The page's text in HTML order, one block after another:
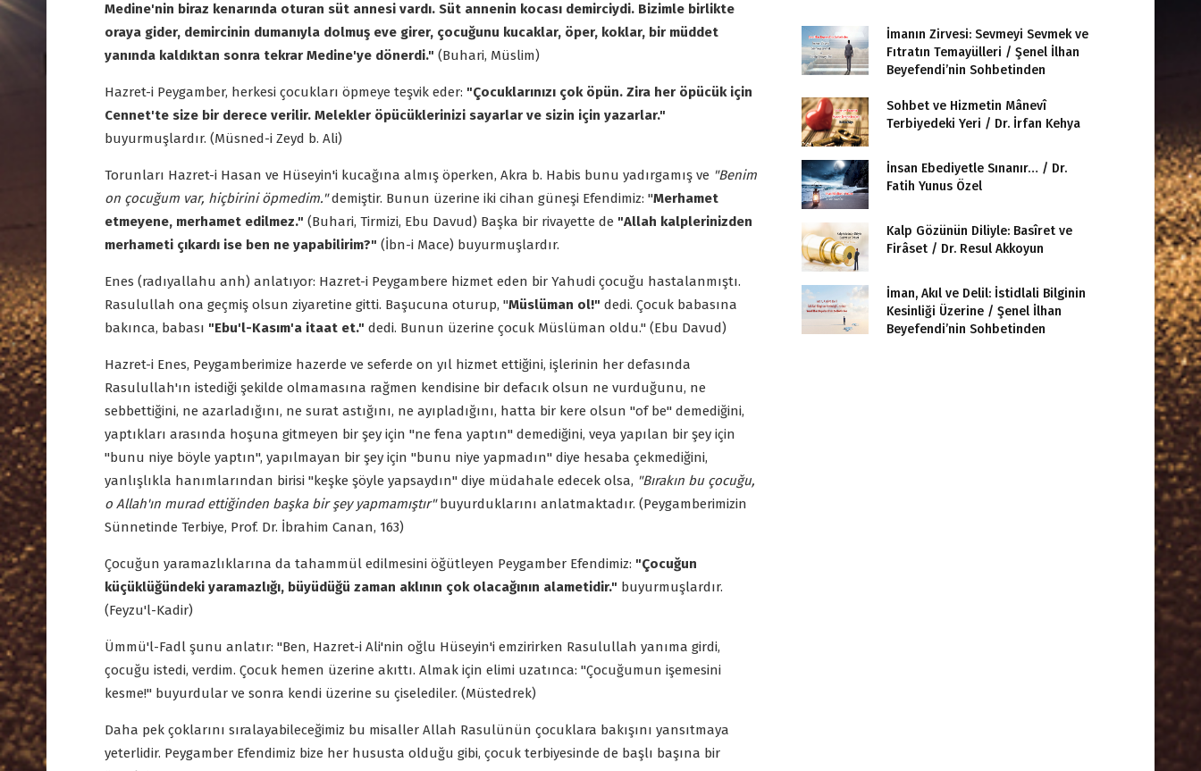
Medine'nin biraz kenarında oturan süt annesi vardı. Süt annenin kocası demirciydi. Bizimle birlikte
oraya gider, demircinin dumanıyla dolmuş eve girer, çocuğunu kucaklar, öper, koklar, bir müddet
yanında kaldıktan sonra tekrar Medine'ye dönerdi." (Buhari, Müslim)
Hazret-i Peygamber, herkesi çocukları öpmeye teşvik eder: "Çocuklarınızı çok öpün. Zira her öpücük için
Cennet'te size bir derece verilir. Melekler öpücüklerinizi sayarlar ve sizin için yazarlar."
buyurmuşlardır. (Müsned-i Zeyd b. Ali)
Torunları Hazret-i Hasan ve Hüseyin'i kucağına almış öperken, Akra b. Habis bunu yadırgamış ve "Benim
on çocuğum var, hiçbirini öpmedim."demiştir. Bunun üzerine iki cihan güneşi Efendimiz: "Merhamet
etmeyene, merhamet edilmez." (Buhari, Tirmizi, Ebu Davud) Başka bir rivayette de "Allah kalplerinizden
merhameti çıkardı ise ben ne yapabilirim?" (İbn-i Mace) buyurmuşlardır.
Enes (radıyallahu anh) anlatıyor: Hazret-i Peygambere hizmet eden bir Yahudi çocuğu hastalanmıştı.
Rasulullah ona geçmiş olsun ziyaretine gitti. Başucuna oturup, "Müslüman ol!" dedi. Çocuk babasına
bakınca, babası "Ebu'l-Kasım'a itaat et." dedi. Bunun üzerine çocuk Müslüman oldu." (Ebu Davud)
Hazret-i Enes, Peygamberimize hazerde ve seferde on yıl hizmet ettiğini, işlerinin her defasında
Rasulullah'ın istediği şekilde olmamasına rağmen kendisine bir defacık olsun ne vurduğunu, ne
sebbettiğini, ne azarladığını, ne surat astığını, ne ayıpladığını, hatta bir kere olsun "of be" demediğini,
yaptıkları arasında hoşuna gitmeyen bir şey için "ne fena yaptın" demediğini, veya yapılan bir şey için
"bunu niye böyle yaptın", yapılmayan bir şey için "bunu niye yapmadın" diye hesaba çekmediğini,
yanlışlıkla hanımlarından birisi "keşke şöyle yapsaydın" diye müdahale edecek olsa, "Bırakın bu çocuğu,
o Allah'ın murad ettiğinden başka bir şey yapmamıştır"buyurduklarını anlatmaktadır. (Peygamberimizin
Sünnetinde Terbiye, Prof. Dr. İbrahim Canan, 163)
Çocuğun yaramazlıklarına da tahammül edilmesini öğütleyen Peygamber Efendimiz: "Çocuğun
küçüklüğündeki yaramazlığı, büyüdüğü zaman aklının çok olacağının alametidir." buyurmuşlardır.
(Feyzu'l-Kadir)
Ümmü'l-Fadl şunu anlatır: "Ben, Hazret-i Ali'nin oğlu Hüseyin'i emzirirken Rasulullah yanıma girdi,
çocuğu istedi, verdim. Çocuk hemen üzerine akıttı. Almak için elimi uzatınca: "Çocuğumun işemesini
kesme!" buyurdular ve sonra kendi üzerine su çiselediler. (Müstedrek)
Daha pek çoklarını sıralayabileceğimiz bu misaller Allah Rasulünün çocuklara bakışını yansıtmaya
yeterlidir. Peygamber Efendimiz bize her hususta olduğu gibi, çocuk terbiyesinde de başlı başına bir
İmanın Zirvesi: Sevmeyi Sevmek ve
Fıtratın Temayülleri / Şenel İlhan
Beyefendi’nin Sohbetinden
Sohbet ve Hizmetin Mânevî
Terbiyedeki Yeri / Dr. İrfan Kehya
İnsan Ebediyetle Sınanır… / Dr.
Fatih Yunus Özel
Kalp Gözünün Diliyle: Basîret ve
Firâset / Dr. Resul Akkoyun
İman, Akıl ve Delil: İstidlali Bilginin
Kesinliği Üzerine / Şenel İlhan
Beyefendi’nin Sohbetinden